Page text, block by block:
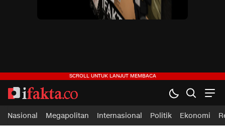
ifakta.co
#pastibenar
Nasional Megapolitan Internasional Politik Ekonomi